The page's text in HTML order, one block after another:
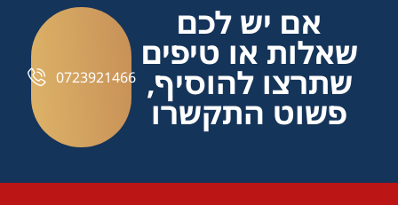
אם יש לכם
שאלות או טיפים
שתרצו להוסיף,
פשוט התקשרו
0723921466